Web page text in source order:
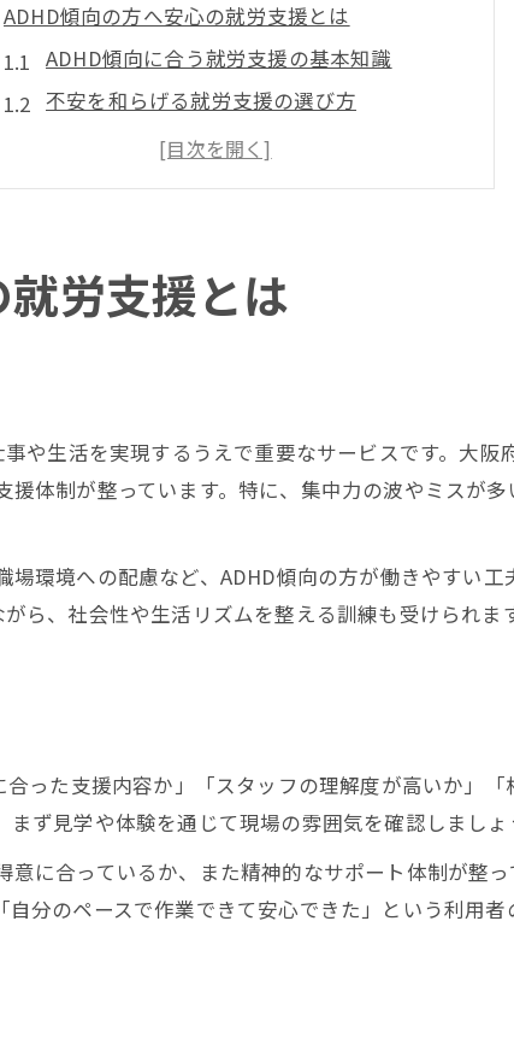
ADHD傾向の方へ安心の就労支援とは
ADHD傾向に合う就労支援の基本知識
不安を和らげる就労支援の選び方
就労支援で安心できるサポート内容
ADHD傾向の課題に寄り添う支援体制
堺市でADHDに合った就労支援を探す視点
堺市の就労支援サービスの探し方
支援機関との連携で広がる選択肢
堺市の就労支援実例から学ぶ発見
就労支援で見つける自分らしい働き方
ADHD傾向の強みを活かす働き方事例
ADHDが気になるときの堺市の相談方法解説
ADHD傾向で悩んだ時の相談先と流れ
堺市で就労支援を受ける相談手順
初めての相談を安心にするポイント
労支援とは
や生活を実現するうえで重要なサービスです。大
体制が整っています。特に、集中力の波やミスが
環境への配慮など、ADHD傾向の方が働きやすい
ら、社会性や生活リズムを整える訓練も受けられま
った支援内容か」「スタッフの理解度が高いか」
ず見学や体験を通じて現場の雰囲気を確認しましょ
に合っているか、また精神的なサポート体制が整
分のペースで作業できて安心できた」という利用